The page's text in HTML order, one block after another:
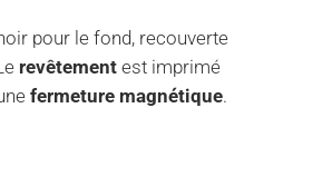
pour le fond, recouverte
revêtement est imprimé
fermeture magnétique.